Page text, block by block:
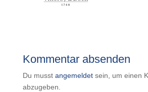
Kommentar absenden
Du musst angemeldetsein, um einen
abzugeben.